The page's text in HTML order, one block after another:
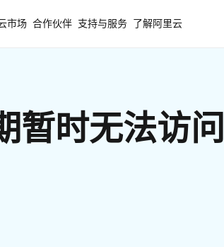
市场 合作伙伴 支持与服务 了解阿里云
暂时无法访问